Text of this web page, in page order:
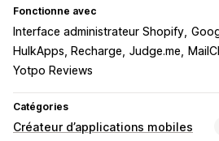
Fonctionne avec
Interface administrateur Shopify
HulkApps, Recharge Judge.me
Yotpo Reviews
Catégories
Créateur d’applications mobiles